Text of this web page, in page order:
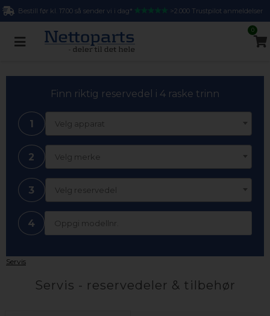
Bestill før kl. 17.00 så sender vi i dag* >2.000 Trustpilot anmeldelser
0
Finn riktig reservedel i 4 raske trinn
1 Velg apparat
2 Velg merke
3 Velg reservedel
4
Servis
Servis - reservedeler & tilbehør